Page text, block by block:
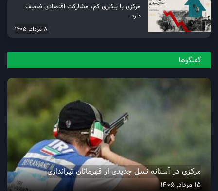
مرکزی با بیکاری کم، مشارکت اقتصادی ضعیف
دارد
8 مرداد, 1405
گفتگو‌ها
مرکزی در آستانه نسل جدیدی از قهرمانان تیراندازی
15 مرداد, 1405